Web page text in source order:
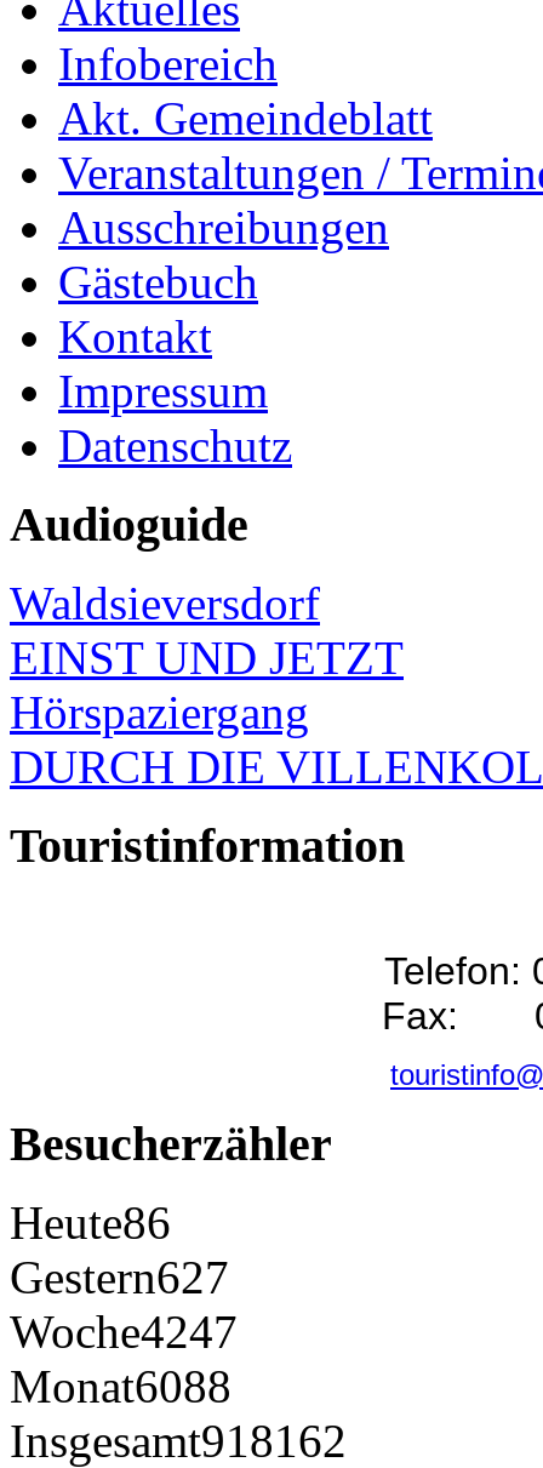
Infobereich
Akt. Gemeindeblatt
Veranstaltungen /
Ausschreibungen
Gästebuch
Kontakt
Impressum
Datenschutz
Audioguide
Waldsieversdorf
EINST UND JETZT
Hörspaziergang
DURCH DIE
Touristinformation
Telefon:
Fax:
Besucherzähler
Heute86
Gestern627
Woche4247
Monat6088
Insgesamt918162